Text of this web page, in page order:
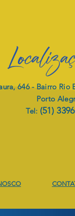
646 - Bairro Rio
Porto
Tel: (51)